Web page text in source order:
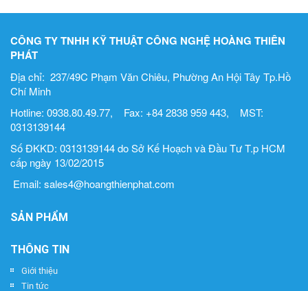
CÔNG TY TNHH KỸ THUẬT CÔNG NGHỆ HOÀNG THIÊN
PHÁT
Địa chỉ: 237/49C Phạm Văn Chiêu, Phường An Hội Tây Tp.Hồ
Chí Minh
Hotline: 0938.80.49.77, Fax: +84 2838 959 443, MST:
0313139144
Số ĐKKD: 0313139144 do Sở Kế Hoạch và Đầu Tư T.p HCM
cấp ngày 13/02/2015
Email: sales4@hoangthienphat.com
SẢN PHẨM
THÔNG TIN
Giới thiệu
Tin tức